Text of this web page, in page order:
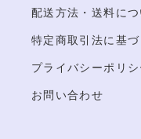
配送方法・送料につ
特定商取引法に基
プライバシーポリシ
お問い合わせ